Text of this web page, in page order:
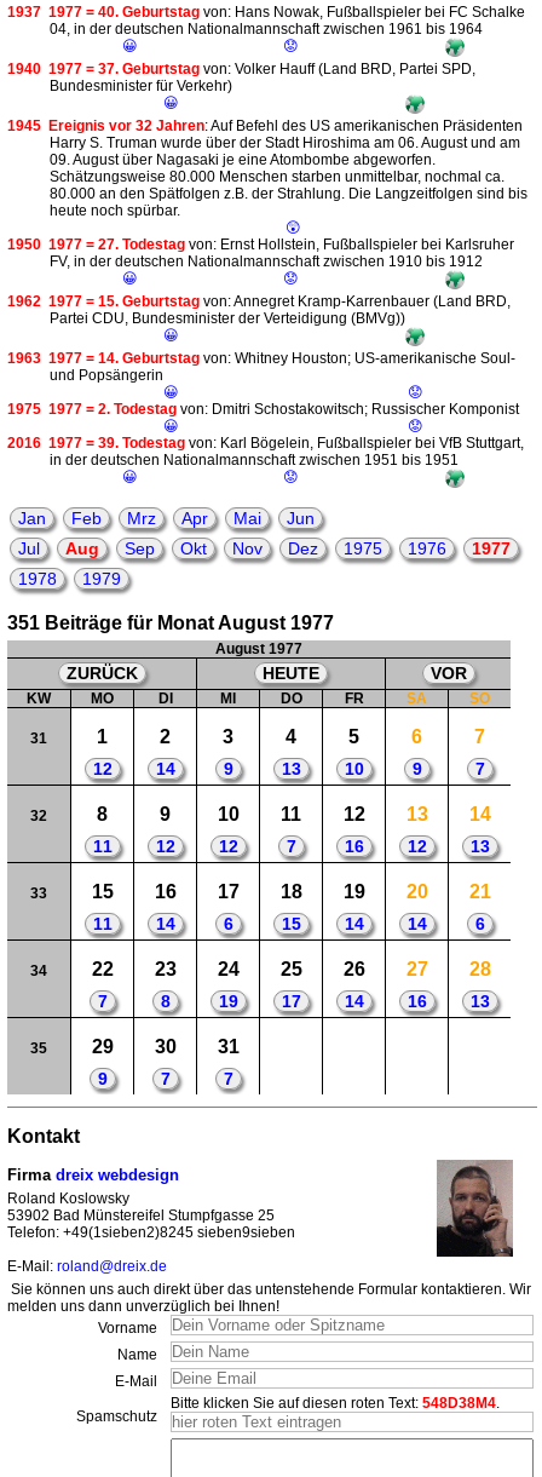
1937 1977 = 40. Geburtstag von: Hans Nowak, Fußballspieler bei FC Schalke
04, in der deutschen Nationalmannschaft zwischen 1961 bis 1964
😀
😟
1940 1977 = 37. Geburtstag von: Volker Hauff (Land BRD, Partei SPD,
Bundesminister für Verkehr)
😀
1945 Ereignis vor 32 Jahren: Auf Befehl des US amerikanischen Präsidenten
Harry S. Truman wurde über der Stadt Hiroshima am 06. August und am
09. August über Nagasaki je eine Atombombe abgeworfen.
Schätzungsweise 80.000 Menschen starben unmittelbar, nochmal ca.
80.000 an den Spätfolgen z.B. der Strahlung. Die Langzeitfolgen sind bis
heute noch spürbar.
😲
1950 1977 = 27. Todestag von: Ernst Hollstein, Fußballspieler bei Karlsruher
FV, in der deutschen Nationalmannschaft zwischen 1910 bis 1912
😀
😟
1962 1977 = 15. Geburtstag von: Annegret Kramp-Karrenbauer (Land BRD,
Partei CDU, Bundesminister der Verteidigung (BMVg))
😀
1963 1977 = 14. Geburtstag von: Whitney Houston; US-amerikanische Soul-
und Popsängerin
😀
😟
1975 1977 = 2. Todestag von: Dmitri Schostakowitsch; Russischer Komponist
😀
😟
2016 1977 = 39. Todestag von: Karl Bögelein, Fußballspieler bei VfB Stuttgart,
in der deutschen Nationalmannschaft zwischen 1951 bis 1951
😀
😟
Jan Feb Mrz Apr Mai
Jun
Jul
Aug Sep Okt Nov Dez 1975 1976
1977
1978
1979
351 Beiträge für Monat August 1977
August 1977
ZURÜCK HEUTE VOR
KW MO DI MI DO FR SA SO
31 1
12
2
14
3
9
4
13
5
10
6
9
7
7
32 8
11
9
12
10
12
11
7
12
16
13
12
14
13
33 15
11
16
14
17
6
18
15
19
14
20
14
21
6
34 22
7
23
8
24
19
25
17
26
14
27
16
28
13
35 29
9
30
7
31
7
Kontakt
Firma dreix webdesign
Roland Koslowsky
53902 Bad Münstereifel Stumpfgasse 25
Telefon: +49(1sieben2)8245 sieben9sieben
E-Mail: roland@dreix.de
Sie können uns auch direkt über das untenstehende Formular kontaktieren. Wir
melden uns dann unverzüglich bei Ihnen!
Vorname
Name
E-Mail
Spamschutz
Bitte klicken Sie auf diesen roten Text: 548D38M4.